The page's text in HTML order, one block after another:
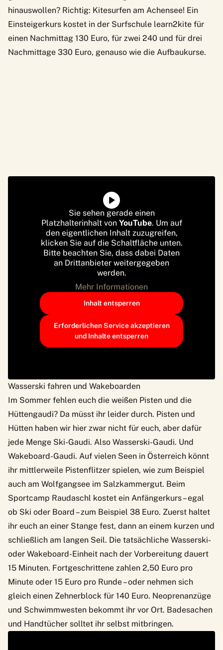
hinauswollen? Richtig: Kitesurfen am Achensee! Ein
Einsteigerkurs kostet in der Surfschule learn2kite für
einen Nachmittag 130 Euro, für zwei 240 und für drei
Nachmittage 330 Euro, genauso wie die Aufbaukurse.
Sie sehen gerade einen
Platzhalterinhalt von YouTube. Um auf
den eigentlichen Inhalt zuzugreifen,
klicken Sie auf die Schaltfläche unten.
Bitte beachten Sie, dass dabei Daten
an Drittanbieter weitergegeben
werden.
Mehr Informationen
Inhalt entsperren
Erforderlichen Service akzeptieren
und Inhalte entsperren
Wasserski fahren und Wakeboarden
Im Sommer fehlen euch die weißen Pisten und die
Hüttengaudi? Da müsst ihr leider durch. Pisten und
Hütten haben wir hier zwar nicht für euch, aber dafür
jede Menge Ski-Gaudi. Also Wasserski-Gaudi. Und
Wakeboard-Gaudi. Auf vielen Seen in Österreich könnt
ihr mittlerweile Pistenflitzer spielen, wie zum Beispiel
auch am Wolfgangsee im Salzkammergut. Beim
Sportcamp Raudaschl kostet ein Anfängerkurs – egal
ob Ski oder Board – zum Beispiel 38 Euro. Zuerst haltet
ihr euch an einer Stange fest, dann an einem kurzen und
schließlich am langen Seil. Die tatsächliche Wasserski-
oder Wakeboard-Einheit nach der Vorbereitung dauert
15 Minuten. Fortgeschrittene zahlen 2,50 Euro pro
Minute oder 15 Euro pro Runde – oder nehmen sich
gleich einen Zehnerblock für 140 Euro. Neoprenanzüge
und Schwimmwesten bekommt ihr vor Ort. Badesachen
und Handtücher solltet ihr selbst mitbringen.